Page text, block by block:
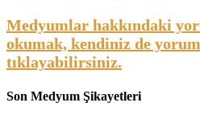
Medyumlar hakkındaki
okumak, kendiniz de
tıklayabilirsiniz.
Son Medyum Şikayetleri